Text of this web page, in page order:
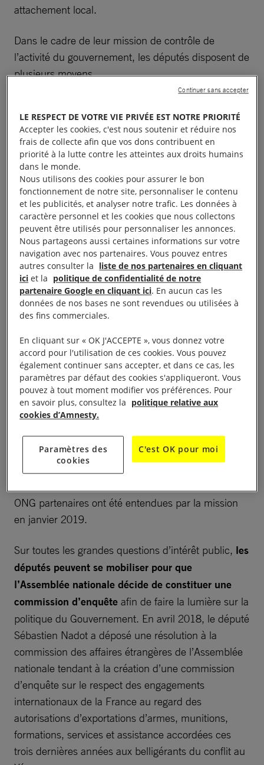
attachement local.
Dans le cadre de leur mission de contrôle de
l’activité du gouvernement, les députés disposent de
plusieurs moyens.
tout sujet de politique locale, nationale,
internationale à un ministre ou au gouvernement
questions écrites, questions orales avec ou sans
débat, questions d’actualité. Les questions orales,
qui sont retransmises sur certaines chaînes
télévisées, bénéficient d’un impact médiatique
immédiat. Il s’agit d’un temps fort de l’actualité
parlementaire. Le principe des questions est
d’obtenir des éclaircissements sur des points
particuliers, soit de faire préciser un aspect de la
politique du Gouvernement. Les députés ont y eu
fréquemment recours au sujet des transferts
d’armes de la France à la coalition militaire engagée
au Yémen.
Les députés peuvent aussimettre en place des
missions d’informationcomme celle sur le contrôle
des exportations d’armement créé par la
commission des affaires étrangères de l’assemblée
nationale au second semestre 2018. e type de
mission vise à faire le point sur l’action conduite par
l’État dans un domaine particulier et de suggérer
ONG partenaires ont été entendues par la mission
en janvier 2019.
Sur toutes les grandes questions d’intérêt public, les
députés peuvent se mobiliser pour que
l’Assemblée nationale décide de constituer une
commission d’enquête afin de faire la lumière sur la
politique du Gouvernement. En avril 2018, le député
Sébastien Nadot a déposé une résolution à la
commission des affaires étrangères de l’Assemblée
nationale tendant à la création d’une commission
d’enquête sur le respect des engagements
internationaux de la France au regard des
autorisations d’exportations d’armes, munitions,
formations, services et assistance accordées ces
trois dernières années aux belligérants du conflit au
LE RESPECT DE VOTRE VIE PRIVÉE EST NOTRE PRIORITÉ
Accepter les cookies, c'est nous soutenir et réduire nos
frais de collecte afin que vos dons contribuent en
priorité à la lutte contre les atteintes aux droits humains
dans le monde.
Nous utilisons des cookies pour assurer le bon
fonctionnement de notre site, personnaliser le contenu
et les publicités, et analyser notre trafic. Les données à
caractère personnel et les cookies que nous collectons
peuvent être utilisés pour personnaliser les annonces.
Nous partageons aussi certaines informations sur votre
navigation avec nos partenaires. Vous pouvez entres
autres consulter la liste de nos partenaires en cliquant
ici et la politique de confidentialité de notre
partenaire Google en cliquant ici. En aucun cas les
données de nos bases ne sont revendues ou utilisées à
des fins commerciales.
En cliquant sur « OK J'ACCEPTE », vous donnez votre
accord pour l'utilisation de ces cookies. Vous pouvez
également continuer sans accepter, et dans ce cas, les
paramètres par défaut des cookies s'appliqueront. Vous
pouvez à tout moment modifier vos préférences. Pour
en savoir plus, consultez la politique relative aux
cookies d’Amnesty.
Paramètres des
cookies
C'est OK pour moi
Continuer sans accepter